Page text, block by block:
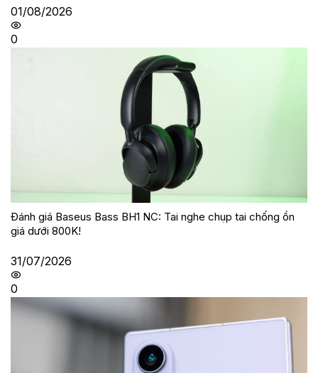
01/08/2026
0
Đánh giá Baseus Bass BH1 NC: Tai nghe chụp tai chống ồn
giá dưới 800K!
31/07/2026
0